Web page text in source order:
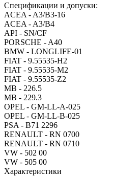
Спецификации и допуски:
ACEA - A3/B3-16
ACEA - A3/B4
API - SN/CF
PORSCHE - A40
BMW - LONGLIFE-01
FIAT - 9.55535-H2
FIAT - 9.55535-M2
FIAT - 9.55535-Z2
MB - 226.5
MB - 229.3
OPEL - GM-LL-A-025
OPEL - GM-LL-B-025
PSA - B71 2296
RENAULT - RN 0700
RENAULT - RN 0710
VW - 502 00
VW - 505 00
Характеристики